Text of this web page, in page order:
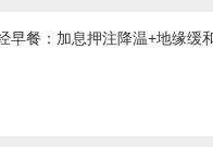
早餐：加息押注降温+地缘缓